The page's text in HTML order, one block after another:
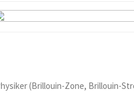
(Brillouin-Zone, Brillouin-